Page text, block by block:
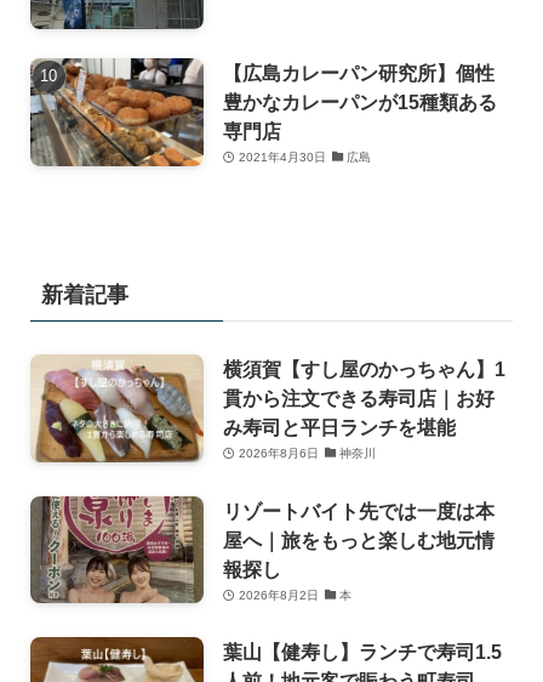
【広島カレーパン研究所】個性
豊かなカレーパンが15種類ある
専門店
2021年4月30日 広島
新着記事
横須賀【すし屋のかっちゃん】1
貫から注文できる寿司店｜お好
み寿司と平日ランチを堪能
2026年8月6日 神奈川
リゾートバイト先では一度は本
屋へ｜旅をもっと楽しむ地元情
報探し
2026年8月2日 本
葉山【健寿し】ランチで寿司1.5